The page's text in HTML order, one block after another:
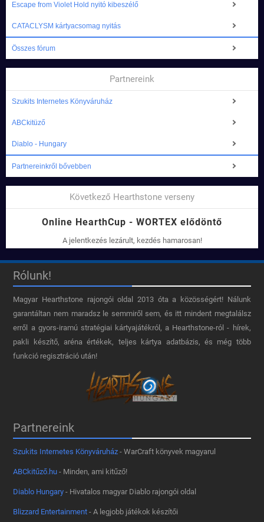
Escape from Violet Hold nyitó kibeszélő
CATACLYSM kártyacsomag nyitás
Összes fórum
Partnereink
Szukits Internetes Könyváruház
ABCkitüző
Diablo - Hungary
Partnereinkről bővebben
Következő Hearthstone verseny
Online HearthCup - WORTEX elődöntő
A jelentkezés lezárult, kezdés hamarosan!
Rólunk!
Magyar Hearthstone​ rajongói oldal 2013 óta a közösségért! Nálunk
garantáltan nem maradsz le semmiről sem, és itt mindent megtalálsz
erről a gyors-iramú stratégiai kártyajátékról, a Hearthstone-ról - hírek,
pakli készítő, aréna értékek, teljes kártya adatbázis, és még több
funkció regisztráció után!
Partnereink
Szukits Internetes Könyváruház - WarCraft könyvek magyarul
ABCkitűző.hu - Minden, ami kitűző!
Diablo Hungary - Hivatalos magyar Diablo rajongói oldal
Blizzard Entertainment - A legjobb játékok készítői